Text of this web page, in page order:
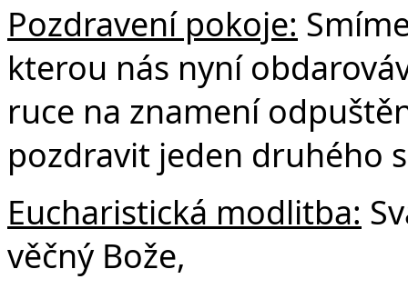
Pozdravení pokoje:
kterou nás nyní
ruce na znamení
pozdravit jeden druhého
Eucharistická modlitba:
věčný Bože,